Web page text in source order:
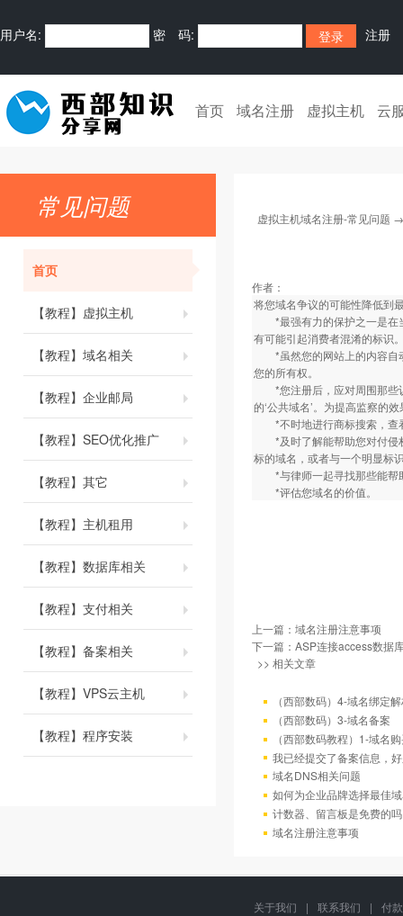
用户名: 密 码: 注册
首页 域名注册 虚拟主机 云
常见问题
首页
【教程】虚拟主机
【教程】域名相关
【教程】企业邮局
【教程】SEO优化推广
【教程】其它
【教程】主机租用
【教程】数据库相关
【教程】支付相关
【教程】备案相关
【教程】VPS云主机
【教程】程序安装
虚拟主机域名注册-常见问题
作者：
将您域名争议的可能性降低到
*最强有力的保护之一是在
有可能引起消费者混淆的标识
*虽然您的网站上的内容自动
您的所有权。
*您注册后，应对周围那些认
的‘公共域名’。为提高监察的
*不时地进行商标搜索，查
*及时了解能帮助您对付侵
标的域名，或者与一个明显标
*与律师一起寻找那些能帮
*评估您域名的价值。
上一篇： 域名注册注意事项
下一篇： ASP连接access数据
>> 相关文章
（西部数码）4-域名绑定
（西部数码）3-域名备案
（西部数码教程）1-域名
我已经提交了备案信息，
域名DNS相关问题
如何为企业品牌选择最佳
计数器、留言板是免费的
域名注册注意事项
关于我们 | 联系我们 |
付